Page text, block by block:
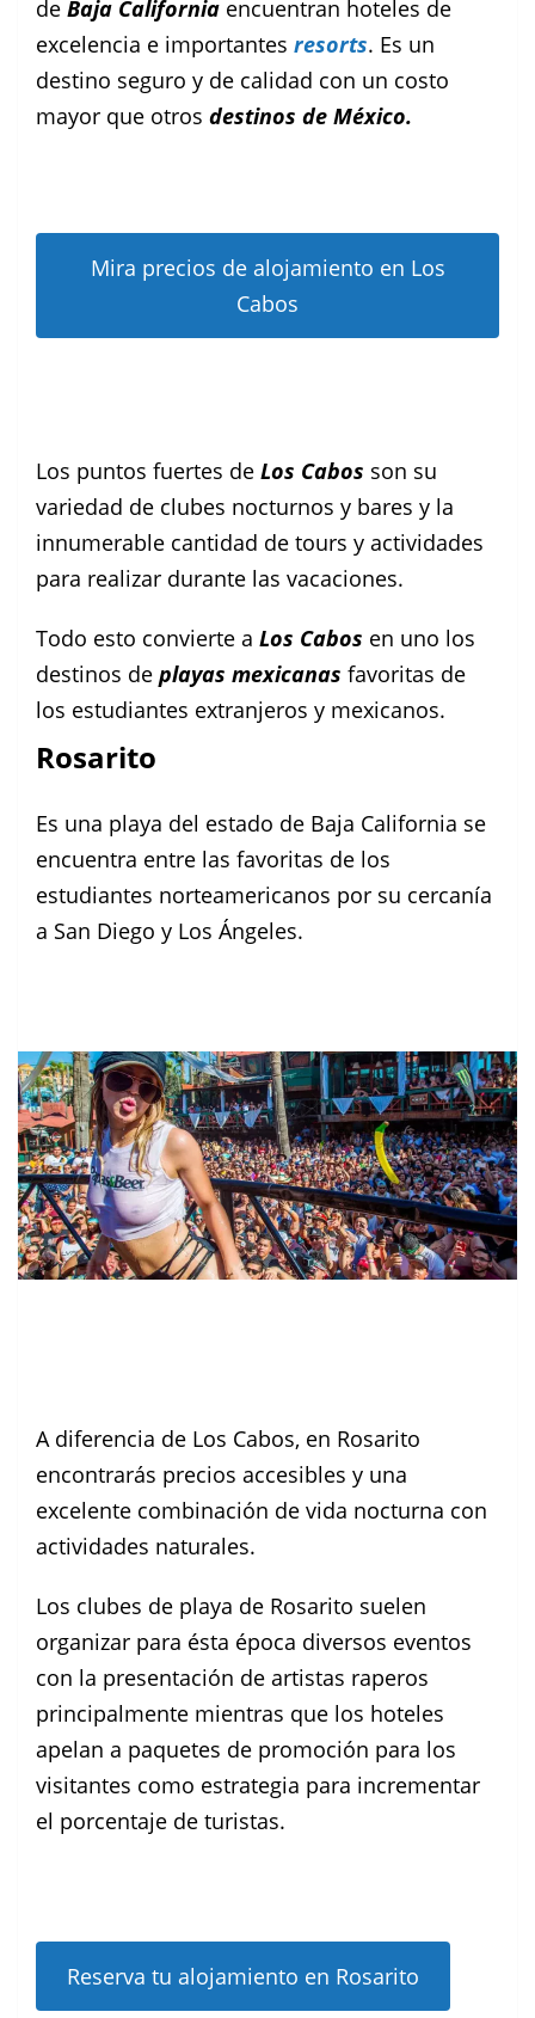
de Baja California encuentran hoteles de
excelencia e importantes resorts. Es un
destino seguro y de calidad con un costo
mayor que otros destinos de México.
Mira precios de alojamiento en Los
Cabos
Los puntos fuertes de Los Cabos son su
variedad de clubes nocturnos y bares y la
innumerable cantidad de tours y actividades
para realizar durante las vacaciones.
Todo esto convierte a Los Cabos en uno los
destinos de playas mexicanas favoritas de
los estudiantes extranjeros y mexicanos.
Rosarito
Es una playa del estado de Baja California se
encuentra entre las favoritas de los
estudiantes norteamericanos por su cercanía
a San Diego y Los Ángeles.
A diferencia de Los Cabos, en Rosarito
encontrarás precios accesibles y una
excelente combinación de vida nocturna con
actividades naturales.
Los clubes de playa de Rosarito suelen
organizar para ésta época diversos eventos
con la presentación de artistas raperos
principalmente mientras que los hoteles
apelan a paquetes de promoción para los
visitantes como estrategia para incrementar
el porcentaje de turistas.
Reserva tu alojamiento en Rosarito